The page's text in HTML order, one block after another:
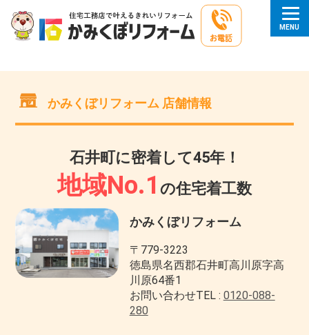
かみくぼリフォーム 店舗情報
石井町に密着して45年！
地域No.1 の住宅着工数
かみくぼリフォーム
〒779-3223
徳島県名西郡石井町高川原字高
川原64番1
お問い合わせTEL : 0120-088-
280